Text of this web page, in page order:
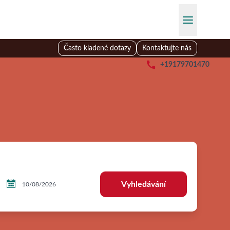
Často kladené dotazy Kontaktujte nás
 +19179701470
 Vyhledávání